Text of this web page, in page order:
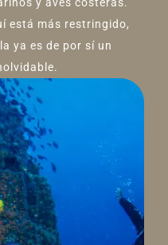
está más restringido,
ya es de por sí un